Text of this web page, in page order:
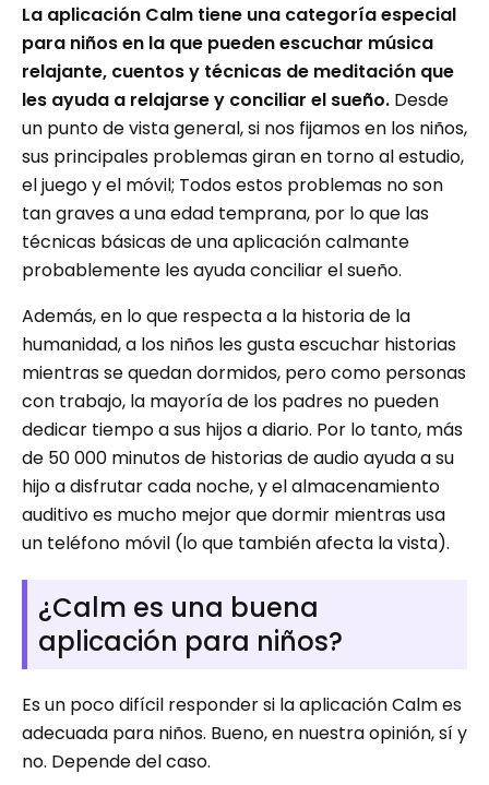
La aplicación Calm tiene una categoría especial
para niños en la que pueden escuchar música
relajante, cuentos y técnicas de meditación que
les ayuda a relajarse y conciliar el sueño. Desde
un punto de vista general, si nos fijamos en los niños,
sus principales problemas giran en torno al estudio,
el juego y el móvil; Todos estos problemas no son
tan graves a una edad temprana, por lo que las
técnicas básicas de una aplicación calmante
probablemente les ayuda conciliar el sueño.
Además, en lo que respecta a la historia de la
humanidad, a los niños les gusta escuchar historias
mientras se quedan dormidos, pero como personas
con trabajo, la mayoría de los padres no pueden
dedicar tiempo a sus hijos a diario. Por lo tanto, más
de 50 000 minutos de historias de audio ayuda a su
hijo a disfrutar cada noche, y el almacenamiento
auditivo es mucho mejor que dormir mientras usa
un teléfono móvil (lo que también afecta la vista).
¿Calm es una buena
aplicación para niños?
Es un poco difícil responder si la aplicación Calm es
adecuada para niños. Bueno, en nuestra opinión, sí y
no. Depende del caso.